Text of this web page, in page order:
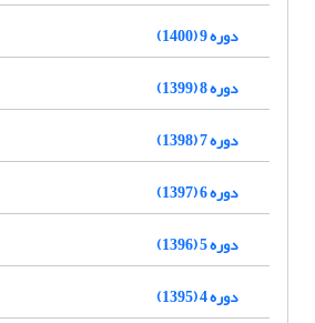
دوره 9 (1400)
دوره 8 (1399)
دوره 7 (1398)
دوره 6 (1397)
دوره 5 (1396)
دوره 4 (1395)